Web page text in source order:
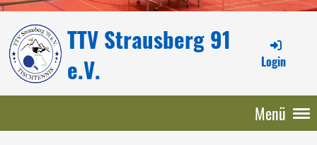
TTV Strausberg 91
e.V.
Login
Menü